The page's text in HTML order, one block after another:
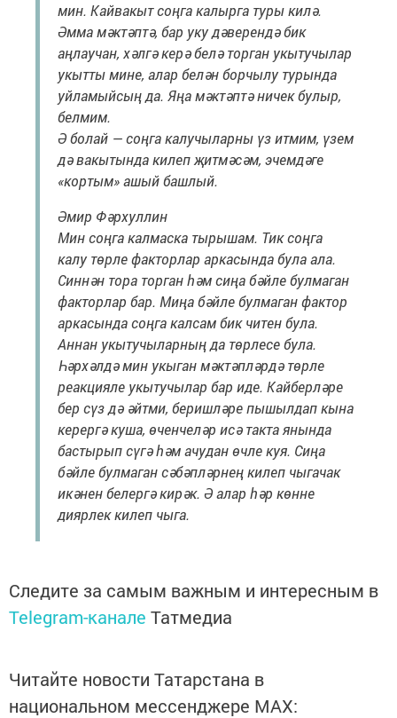
мин. Кайвакыт соңга калырга туры килә.
Әмма мәктәптә, бар уку дәверендә бик
аңлаучан, хәлгә керә белә торган укытучылар
укытты мине, алар белән борчылу турында
уйламыйсың да. Яңа мәктәптә ничек булыр,
белмим.
Ә болай — соңга калучыларны үз итмим, үзем
дә вакытында килеп җитмәсәм, эчемдәге
«кортым» ашый башлый.
Әмир Фәрхуллин
Мин соңга калмаска тырышам. Тик соңга
калу төрле факторлар аркасында була ала.
Синнән тора торган һәм сиңа бәйле булмаган
факторлар бар. Миңа бәйле булмаган фактор
аркасында соңга калсам бик читен була.
Аннан укытучыларның да төрлесе була.
Һәрхәлдә мин укыган мәктәпләрдә төрле
реакцияле укытучылар бар иде. Кайберләре
бер сүз дә әйтми, беришләре пышылдап кына
керергә куша, өченчеләр исә такта янында
бастырып сүгә һәм ачудан өчле куя. Сиңа
бәйле булмаган сәбәпләрнең килеп чыгачак
икәнен белергә кирәк. Ә алар һәр көнне
диярлек килеп чыга.
Следите за самым важным и интересным в
Telegram-канале Татмедиа
Читайте новости Татарстана в
национальном мессенджере MАХ: